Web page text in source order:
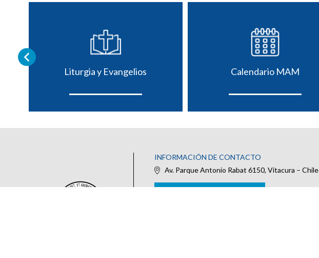
Liturgia y Evangelios Calendario MAM
INFORMACIÓN DE CONTACTO
Av. Parque Antonio Rabat 6150, Vitacura – Chile